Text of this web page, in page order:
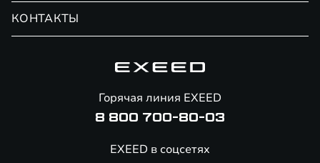
Сервис
Помощь на дорогах
КОНТАКТЫ
Горячая линия EXEED
8 800 700-80-03
EXEED в соцсетях